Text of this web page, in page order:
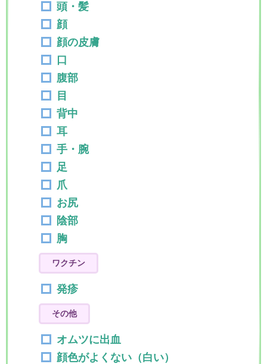
頭・髪
顔
顔の皮膚
口
腹部
目
背中
耳
手・腕
足
爪
お尻
陰部
胸
ワクチン
発疹
その他
オムツに出血
顔色がよくない（白い）